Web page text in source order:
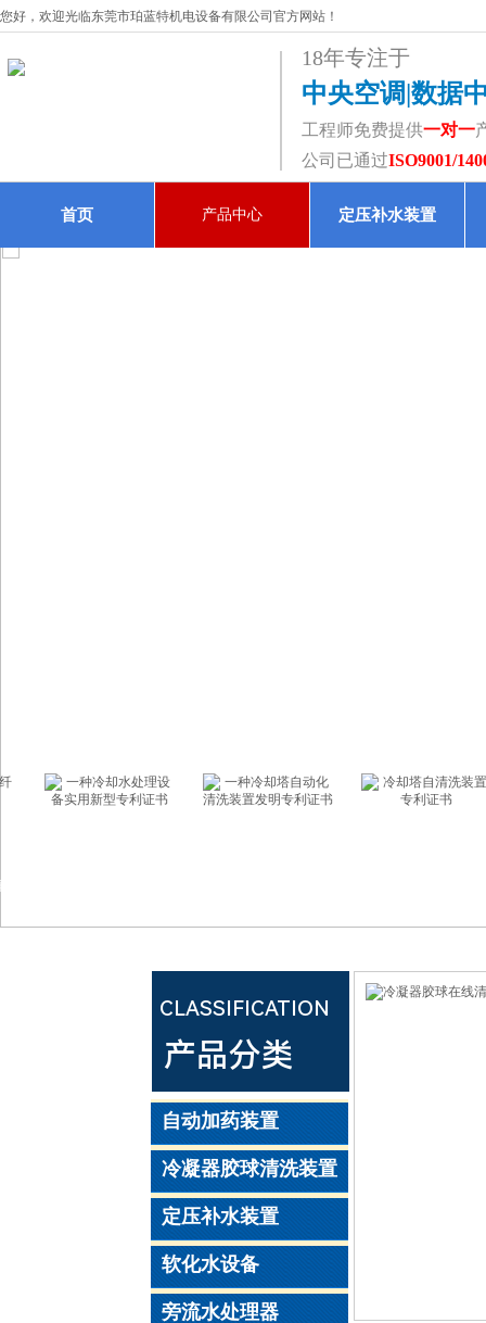
您好，欢迎光临东莞市珀蓝特机电设备有限公司官方网站！
公司已通过ISO9001/
18年专注于
中央空调|数据
工程师免费提供一对一
首页 产品中心 定压补水装置
CLASSIFICATION
产品分类
自动加药装置
冷凝器胶球清洗装置
定压补水装置
软化水设备
旁流水处理器